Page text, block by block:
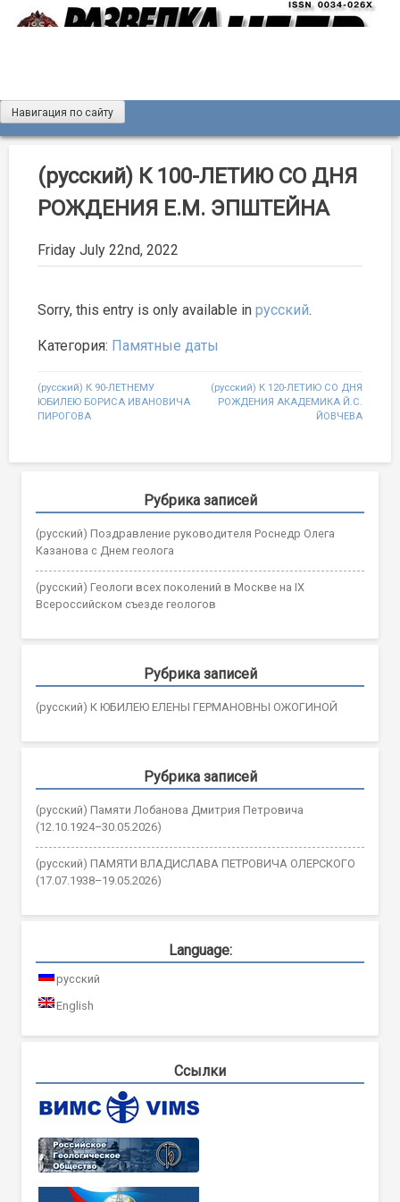
Журнал «Разведка и охрана недр»
Мы рады вас приветствовать на сайте журнала «Разведка
и охрана недр»
Навигация по сайту
(русский) К 100-ЛЕТИЮ СО ДНЯ
РОЖДЕНИЯ Е.М. ЭПШТЕЙНА
Friday July 22nd, 2022
Sorry, this entry is only available in русский.
Категория: Памятные даты
Post
navigation
(русский) К 90-ЛЕТНЕМУ
ЮБИЛЕЮ БОРИСА ИВАНОВИЧА
ПИРОГОВА
(русский) К 120-ЛЕТИЮ СО ДНЯ
РОЖДЕНИЯ АКАДЕМИКА Й.С.
ЙОВЧЕВА
Рубрика записей
(русский) Поздравление руководителя Роснедр Олега
Казанова с Днем геолога
(русский) Геологи всех поколений в Москве на IX
Всероссийском съезде геологов
Рубрика записей
(русский) К ЮБИЛЕЮ ЕЛЕНЫ ГЕРМАНОВНЫ ОЖОГИНОЙ
Рубрика записей
(русский) Памяти Лобанова Дмитрия Петровича
(12.10.1924–30.05.2026)
(русский) ПАМЯТИ ВЛАДИСЛАВА ПЕТРОВИЧА ОЛЕРСКОГО
(17.07.1938–19.05.2026)
Language:
русский
English
Ссылки